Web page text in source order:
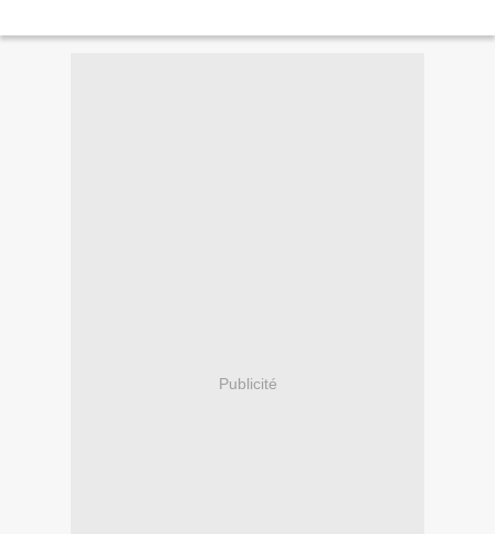
Publicité